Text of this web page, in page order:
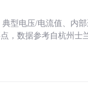
型电压/电流值、内
，数据参考自杭州士